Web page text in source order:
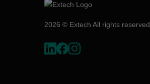
2026 © Extech All rights reserved.